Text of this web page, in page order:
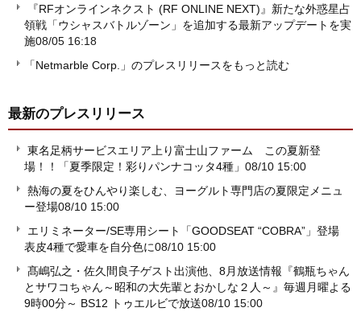
『RFオンラインネクスト (RF ONLINE NEXT)』新たな外惑星占
領戦「ウシャスバトルゾーン」を追加する最新アップデートを実
施08/05 16:18
「Netmarble Corp.」のプレスリリースをもっと読む
最新のプレスリリース
東名足柄サービスエリア上り富士山ファーム この夏新登
場！！「夏季限定！彩りパンナコッタ4種」 08/10 15:00
熱海の夏をひんやり楽しむ、ヨーグルト専門店の夏限定メニュ
ー登場08/10 15:00
エリミネーター/SE専用シート「GOODSEAT “COBRA”」登場
表皮4種で愛車を自分色に08/10 15:00
髙嶋弘之・佐久間良子ゲスト出演他、8月放送情報『鶴瓶ちゃん
とサワコちゃん～昭和の大先輩とおかしな２人～』毎週月曜よる
9時00分～ BS12 トゥエルビで放送08/10 15:00